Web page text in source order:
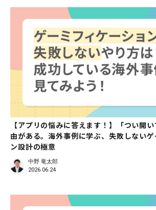
【アプリの悩みに答えます！】「つい開
由がある。海外事例に学ぶ、失敗しない
ン設計の極意
中野 竜太郎
2026.06.24